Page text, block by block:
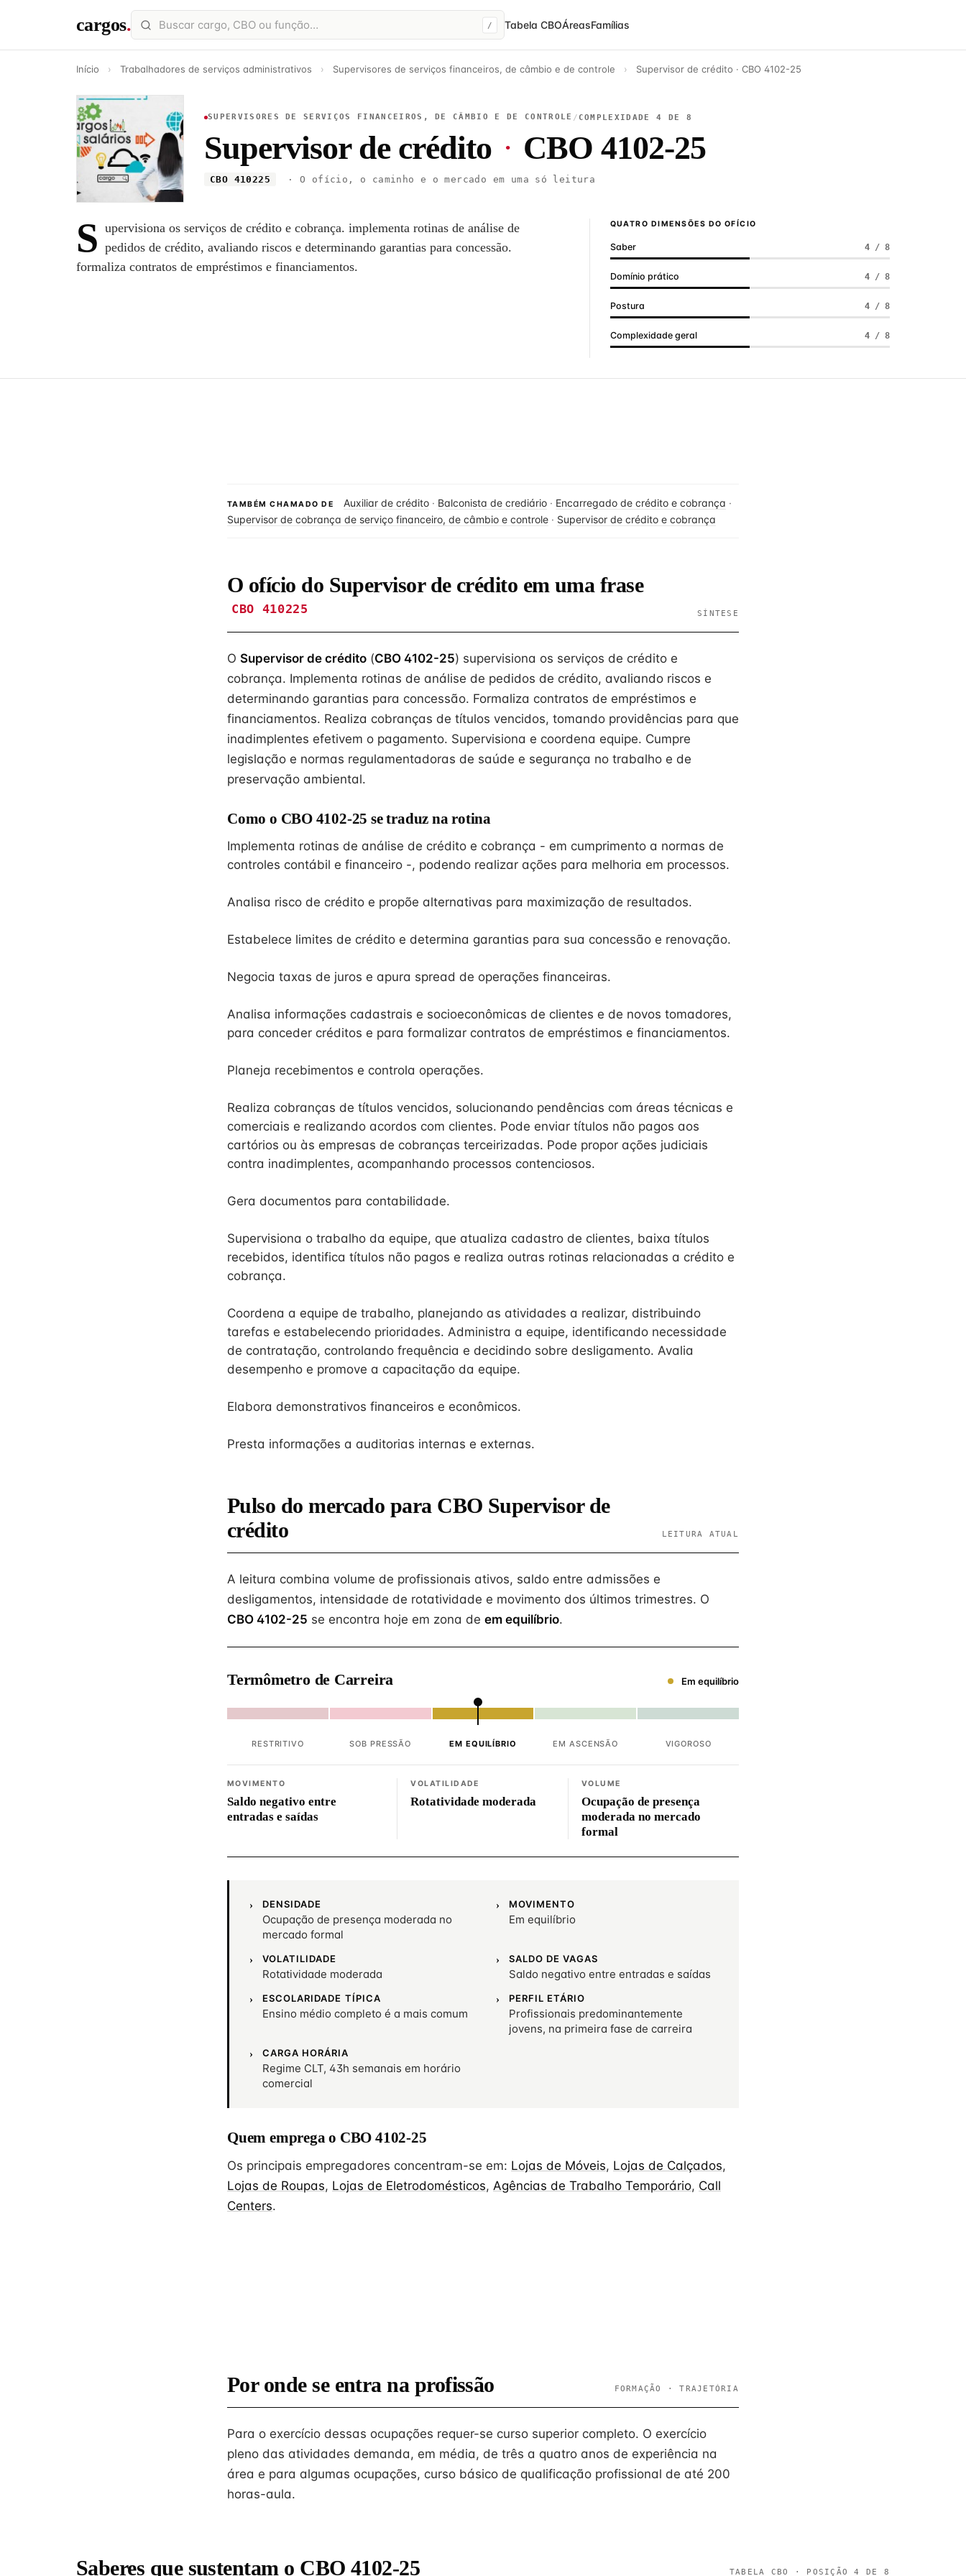
cargos. / Tabela CBOÁreasFamílias
Início › Trabalhadores de serviços administrativos › Supervisores de serviços financeiros, de câmbio e de controle › Supervisor de crédito · CBO 4102-25
SUPERVISORES DE SERVIÇOS FINANCEIROS, DE CÂMBIO E DE CONTROLE / COMPLEXIDADE 4 DE 8
Supervisor de crédito · CBO 4102-25
CBO 410225 · O ofício, o caminho e o mercado em uma só leitura
S upervisiona os serviços de crédito e cobrança. implementa rotinas de análise de
pedidos de crédito, avaliando riscos e determinando garantias para concessão.
formaliza contratos de empréstimos e financiamentos.
QUATRO DIMENSÕES DO OFÍCIO
Saber 4 / 8
Domínio prático 4 / 8
Postura 4 / 8
Complexidade geral 4 / 8
TAMBÉM CHAMADO DE Auxiliar de crédito · Balconista de crediário · Encarregado de crédito e cobrança ·
Supervisor de cobrança de serviço financeiro, de câmbio e controle · Supervisor de crédito e cobrança
O ofício do Supervisor de crédito em uma frase
CBO 410225 SÍNTESE
O Supervisor de crédito (CBO 4102-25) supervisiona os serviços de crédito e
cobrança. Implementa rotinas de análise de pedidos de crédito, avaliando riscos e
determinando garantias para concessão. Formaliza contratos de empréstimos e
financiamentos. Realiza cobranças de títulos vencidos, tomando providências para que
inadimplentes efetivem o pagamento. Supervisiona e coordena equipe. Cumpre
legislação e normas regulamentadoras de saúde e segurança no trabalho e de
preservação ambiental.
Como o CBO 4102-25 se traduz na rotina
Implementa rotinas de análise de crédito e cobrança - em cumprimento a normas de
controles contábil e financeiro -, podendo realizar ações para melhoria em processos.
Analisa risco de crédito e propõe alternativas para maximização de resultados.
Estabelece limites de crédito e determina garantias para sua concessão e renovação.
Negocia taxas de juros e apura spread de operações financeiras.
Analisa informações cadastrais e socioeconômicas de clientes e de novos tomadores,
para conceder créditos e para formalizar contratos de empréstimos e financiamentos.
Planeja recebimentos e controla operações.
Realiza cobranças de títulos vencidos, solucionando pendências com áreas técnicas e
comerciais e realizando acordos com clientes. Pode enviar títulos não pagos aos
cartórios ou às empresas de cobranças terceirizadas. Pode propor ações judiciais
contra inadimplentes, acompanhando processos contenciosos.
Gera documentos para contabilidade.
Supervisiona o trabalho da equipe, que atualiza cadastro de clientes, baixa títulos
recebidos, identifica títulos não pagos e realiza outras rotinas relacionadas a crédito e
cobrança.
Coordena a equipe de trabalho, planejando as atividades a realizar, distribuindo
tarefas e estabelecendo prioridades. Administra a equipe, identificando necessidade
de contratação, controlando frequência e decidindo sobre desligamento. Avalia
desempenho e promove a capacitação da equipe.
Elabora demonstrativos financeiros e econômicos.
Presta informações a auditorias internas e externas.
Pulso do mercado para CBO Supervisor de
crédito
LEITURA ATUAL
A leitura combina volume de profissionais ativos, saldo entre admissões e
desligamentos, intensidade de rotatividade e movimento dos últimos trimestres. O
CBO 4102-25 se encontra hoje em zona de em equilíbrio.
Termômetro de Carreira Em equilíbrio
RESTRITIVO SOB PRESSÃO EM EQUILÍBRIO EM ASCENSÃO VIGOROSO
MOVIMENTO
Saldo negativo entre
entradas e saídas
VOLATILIDADE
Rotatividade moderada
VOLUME
Ocupação de presença
moderada no mercado
formal
DENSIDADE
Ocupação de presença moderada no
mercado formal
MOVIMENTO
Em equilíbrio
VOLATILIDADE
Rotatividade moderada
SALDO DE VAGAS
Saldo negativo entre entradas e saídas
ESCOLARIDADE TÍPICA
Ensino médio completo é a mais comum
PERFIL ETÁRIO
Profissionais predominantemente
jovens, na primeira fase de carreira
CARGA HORÁRIA
Regime CLT, 43h semanais em horário
comercial
Quem emprega o CBO 4102-25
Os principais empregadores concentram-se em: Lojas de Móveis, Lojas de Calçados,
Lojas de Roupas, Lojas de Eletrodomésticos, Agências de Trabalho Temporário, Call
Centers.
Por onde se entra na profissão FORMAÇÃO · TRAJETÓRIA
Para o exercício dessas ocupações requer-se curso superior completo. O exercício
pleno das atividades demanda, em média, de três a quatro anos de experiência na
área e para algumas ocupações, curso básico de qualificação profissional de até 200
horas-aula.
Saberes que sustentam o CBO 4102-25 TABELA CBO · POSIÇÃO 4 DE 8